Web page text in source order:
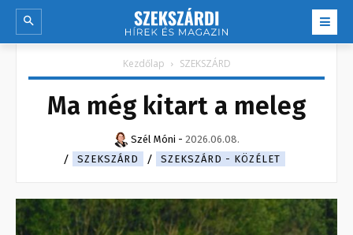
Kezdőlap SZEKSZÁRD
Ma még kitart a meleg
Szél Móni - 2026.06.08.
SZEKSZÁRD
SZEKSZÁRD - KÖZÉLET